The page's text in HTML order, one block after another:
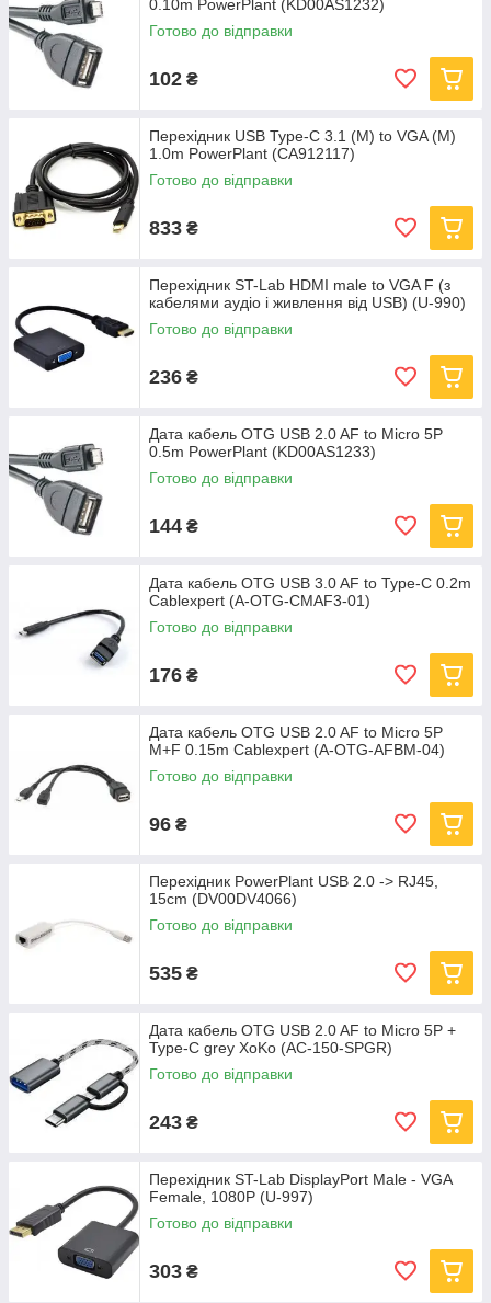
0.10m PowerPlant (KD00AS1232)
Готово до відправки
102 ₴
Перехідник USB Type-C 3.1 (M) to VGA (M)
1.0m PowerPlant (CA912117)
Готово до відправки
833 ₴
Перехідник ST-Lab HDMI male to VGA F (з
кабелями аудіо і живлення від USB) (U-990)
Готово до відправки
236 ₴
Дата кабель OTG USB 2.0 AF to Micro 5P
0.5m PowerPlant (KD00AS1233)
Готово до відправки
144 ₴
Дата кабель OTG USB 3.0 AF to Type-C 0.2m
Cablexpert (A-OTG-CMAF3-01)
Готово до відправки
176 ₴
Дата кабель OTG USB 2.0 AF to Micro 5P
M+F 0.15m Cablexpert (A-OTG-AFBM-04)
Готово до відправки
96 ₴
Перехідник PowerPlant USB 2.0 -> RJ45,
15cm (DV00DV4066)
Готово до відправки
535 ₴
Дата кабель OTG USB 2.0 AF to Micro 5P +
Type-C grey XoKo (AC-150-SPGR)
Готово до відправки
243 ₴
Перехідник ST-Lab DisplayPort Male - VGA
Female, 1080P (U-997)
Готово до відправки
303 ₴